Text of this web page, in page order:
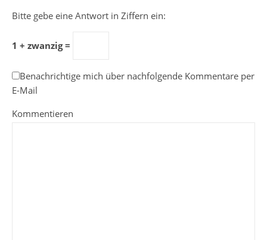
Bitte gebe eine Antwort in Ziffern ein:
1 + zwanzig =
Benachrichtige mich über nachfolgende Kommentare per
E-Mail
Kommentieren